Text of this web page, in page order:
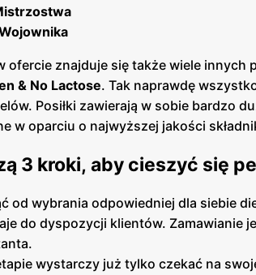
ofercie znajduje się także wiele
& No Lactose. Tak naprawdę
Posiłki zawierają w sobie bardzo
w oparciu o najwyższej jakości
3 kroki, aby cieszyć się
od wybrania odpowiedniej dla siebie
do dyspozycji klientów. Zamawianie
wystarczy już tylko czekać na